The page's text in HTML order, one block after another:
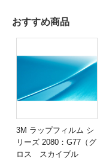
おすすめ商品
3M ラップフィルム シ
リーズ 2080：G77（グ
ロス スカイブル